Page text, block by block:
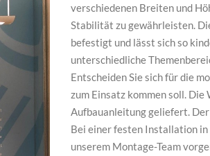
verschiedenen Breiten und
Stabilität zu gewährleisten.
befestigt und lässt sich so
unterschiedliche
Entscheiden Sie sich für die
zum Einsatz kommen soll.
Aufbauanleitung geliefert.
Bei einer festen Installation
unserem Montage-Team